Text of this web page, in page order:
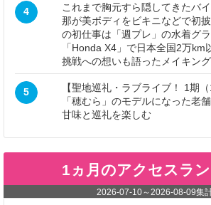
4
これまで胸元すら隠してきたバ
那が美ボディをビキニなどで初
の初仕事は「週プレ」の水着グ
「Honda X4」で日本全国2万km
挑戦への想いも語ったメイキン
5
【聖地巡礼・ラブライブ！ 1期
「穂むら」のモデルになった老
甘味と巡礼を楽しむ
1ヵ月のアクセスラ
2026-07-10～ 2026-08-09集